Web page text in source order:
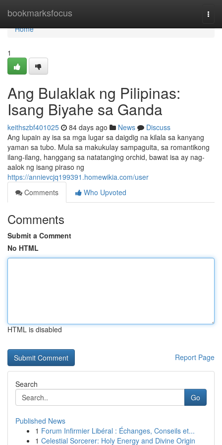
bookmarksfocus
Home
Home
1
Ang Bulaklak ng Pilipinas:
Isang Biyahe sa Ganda
keithszbf401025 84 days ago News
Discuss
Ang lupain ay isa sa mga lugar sa daigdig na kilala sa kanyang
yaman sa tubo. Mula sa makukulay sampaguita, sa romantikong
ilang-ilang, hanggang sa natatanging orchid, bawat isa ay nag-
aalok ng isang piraso ng
https://annievcjq199391.homewikia.com/user
Comments
Who Upvoted
Comments
Submit a Comment
No HTML
HTML is disabled
Report Page
Search
Go
Published News
1 Forum Infirmier Libéral : Échanges, Conseils et...
1 Celestial Sorcerer: Holy Energy and Divine Origin